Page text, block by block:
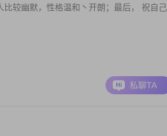
较幽默，性格温和丶开朗；最后， 祝自己
私聊TA